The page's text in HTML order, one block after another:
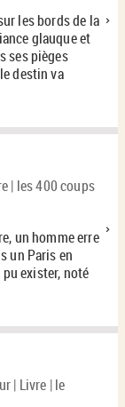
les bords de la
glauque et
ses pièges
destin va
| les 400 coups
un homme erre
un Paris en
exister, noté
| Livre | le